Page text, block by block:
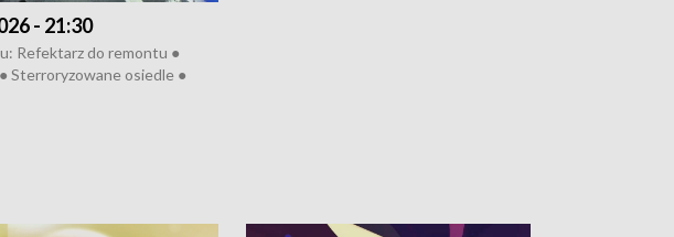
- 21:30
Refektarz do remontu ●
Sterroryzowane osiedle ●